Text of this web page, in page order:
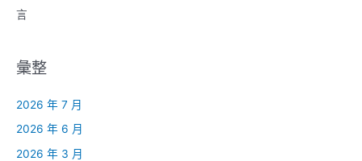
言
彙整
2026 年 7 月
2026 年 6 月
2026 年 3 月